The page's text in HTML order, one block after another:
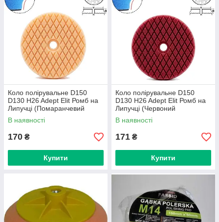
Коло полірувальне D150
D130 H26 Adept Elit Ромб на
Липучці (Помаранчевий
Універсальний)
В наявності
170 ₴
Купити
Коло полірувальне D150
D130 H26 Adept Elit Ромб на
Липучці (Червоний
Універсальний)
В наявності
171 ₴
Купити